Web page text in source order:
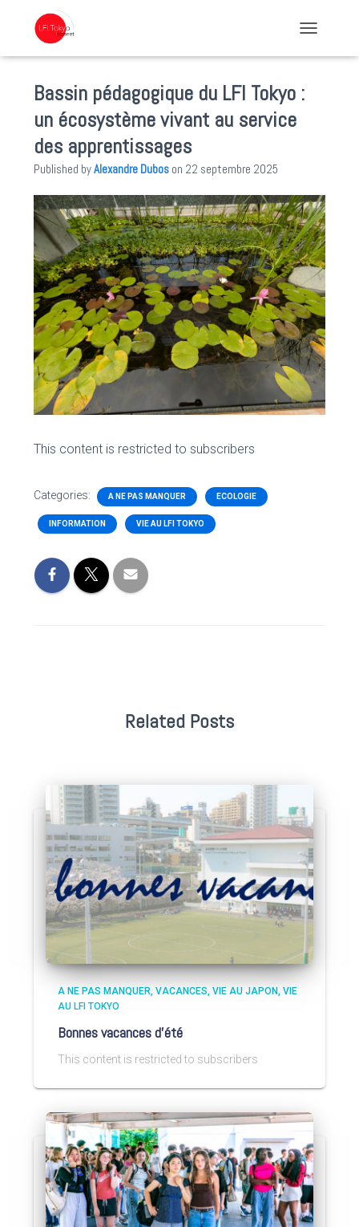
Bassin pédagogique du LFI Tokyo :
un écosystème vivant au service
des apprentissages
Published byAlexandre Dubos on 22 septembre 2025
This content is restricted to subscribers
Categories: A NE PAS MANQUER ECOLOGIE
INFORMATION VIE AU LFI TOKYO
Related Posts
A NE PAS MANQUER VACANCES VIE AU JAPON VIE
AU LFI TOKYO
Bonnes vacances d’été
This content is restricted to subscribers